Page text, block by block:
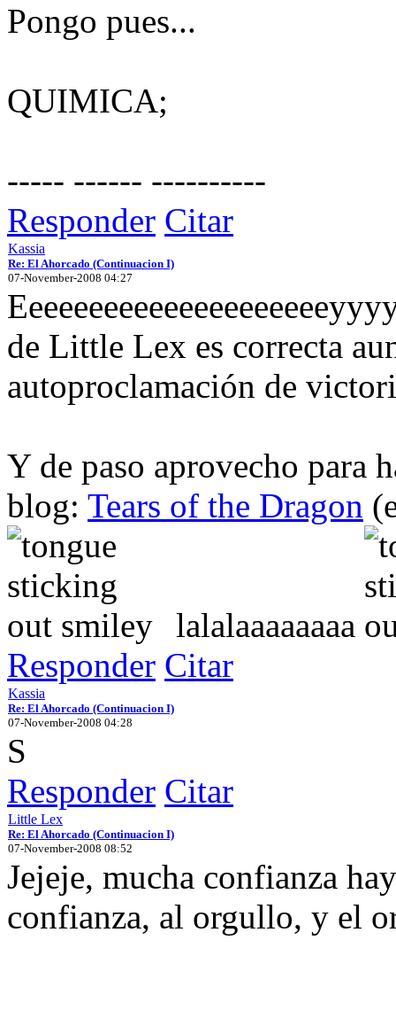
Pongo pues...
QUIMICA;
----- ------ ----------
Responder Citar
Kassia
Re: El Ahorcado (Continuacion I)
07-November-2008 04:27
de Little Lex es correcta
autoproclamación de
Y de paso aprovecho para
blog: Tears of the Dragon
lalalaaaaaaaa
Responder Citar
Kassia
Re: El Ahorcado (Continuacion I)
07-November-2008 04:28
S
Responder Citar
Little Lex
Re: El Ahorcado (Continuacion I)
07-November-2008 08:52
Jejeje, mucha confianza
confianza, al orgullo, y el